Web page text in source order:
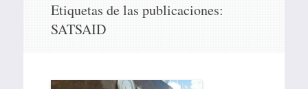
contenido
Etiquetas de las publicaciones:
SATSAID